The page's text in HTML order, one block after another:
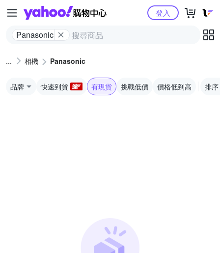
Yahoo購物中心
Panasonic
登入
相機 Panasonic
品牌 快速到貨 有現貨 挑戰低價 價格低到高 排序